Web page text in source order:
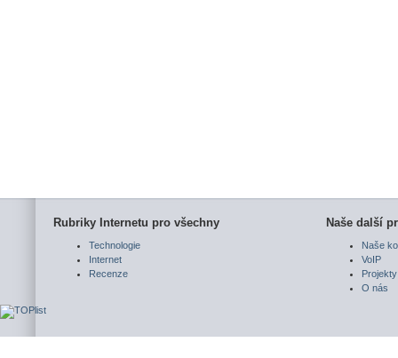
Rubriky Internetu pro všechny
Technologie
Internet
Recenze
Naše další
Naše
VoIP
Projekty
O nás